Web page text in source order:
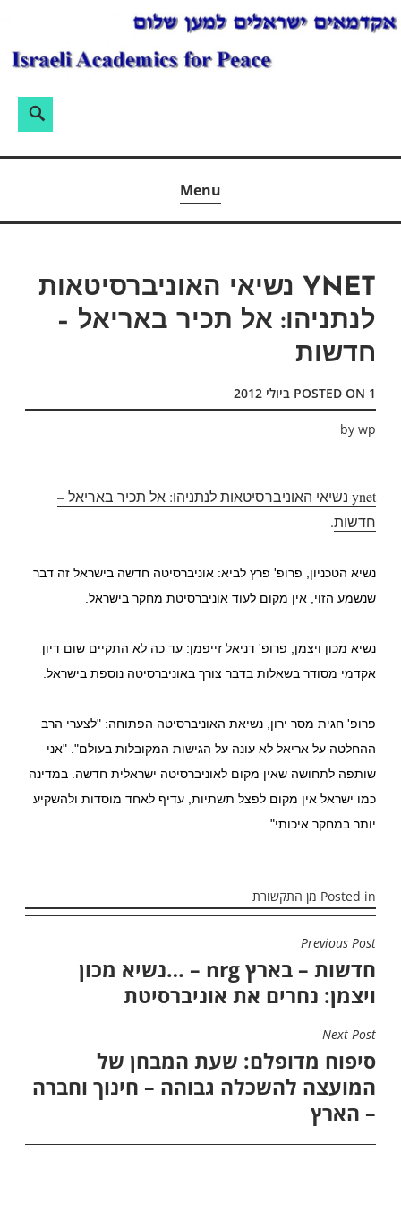
Skip
Search
Menu
YNET נשיאי האוניברסיטאות
לנתניהו: אל תכיר באריאל –
חדשות
POSTED ON 1 ביולי 2012
by wp
ynet נשיאי האוניברסיטאות לנתניהו: אל תכיר באריאל –
חדשות.
נשיא הטכניון, פרופ' פרץ לביא: אוניברסיטה חדשה בישראל זה דבר
שנשמע הזוי, אין מקום לעוד אוניברסיטת מחקר בישראל.
נשיא מכון ויצמן, פרופ' דניאל זייפמן: עד כה לא התקיים שום דיון
אקדמי מסודר בשאלות בדבר צורך באוניברסיטה נוספת בישראל.
פרופ' חגית מסר ירון, נשיאת האוניברסיטה הפתוחה: "לצערי הרב
ההחלטה על אריאל לא עונה על הגישות המקובלות בעולם". "אני
שותפה לתחושה שאין מקום לאוניברסיטה ישראלית חדשה. במדינה
כמו ישראל אין מקום לפצל תשתיות, עדיף לאחד מוסדות ולהשקיע
יותר במחקר איכותי".
Posted in מן התקשורת
ניווט
Previous Post
חדשות – בארץ nrg – …נשיא מכון
ויצמן: נחרים את אוניברסיטת
Next Post
סיפוח מדופלם: שעת המבחן של
המועצה להשכלה גבוהה – חינוך וחברה
– הארץ